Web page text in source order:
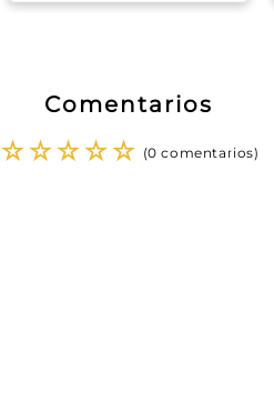
Comentarios
☆☆☆☆☆ (0 comentarios)